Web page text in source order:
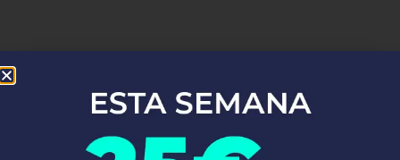
En Fontaneros 24h Madarcos, brindamos una completa gama de
servicios de fontaneríapara satisfacer todas tus necesidades. Ya
sea una emergencia o un mantenimiento rutinario, estamos
disponibles para asistirte las 24 horas del día, los 7 días de la